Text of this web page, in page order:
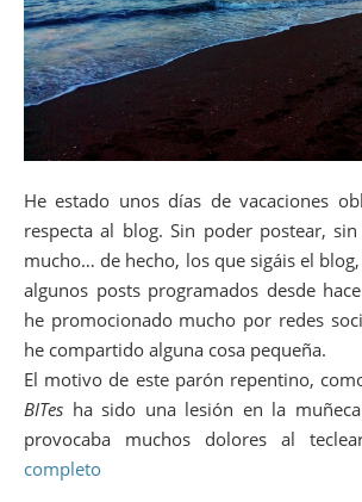
He estado unos días de vacaciones
respecta al blog. Sin poder postear,
mucho… de hecho, los que sigáis el
algunos posts programados desde
he promocionado mucho por redes
he compartido alguna cosa pequeña.
El motivo de este parón repentino,
BITes ha sido una lesión en la
provocaba muchos dolores al
completo